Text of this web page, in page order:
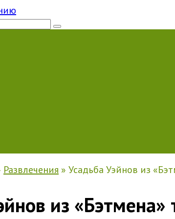
Развлечения » Усадьба Уэйнов из
из